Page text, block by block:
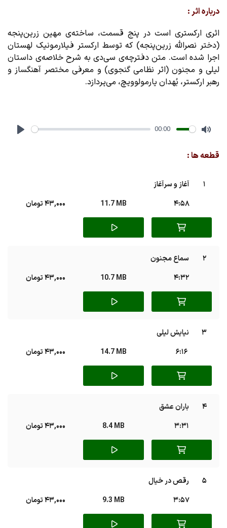
درباره اثر :
اثری ارکستری است در پنج قسمت، ساخته‌ی مهین زرین‌پنجه
(دختر نصرالله زرین‌پنجه) که توسط ارکستر فیلارمونیک لهستان
اجرا شده است. متن دفترچه‌ی سی‌دی به شرح خلاصه‌ی داستان
لیلی و مجنون (اثر نظامی گنجوی) و معرفی مختصر آهنگساز و
رهبر ارکستر، بُهدان یارمولوویچ، می‌پردازد.
00:00
قطعه ها :
1
آغاز و سرآغاز
4:58
11.7 MB 43,000 تومان
2
سماع مجنون
4:32
10.7 MB 43,000 تومان
3
نیایش لیلی
6:16
14.7 MB 43,000 تومان
4
باران عشق
3:31
8.4 MB 43,000 تومان
5
رقص در خیال
3:57
9.3 MB 43,000 تومان